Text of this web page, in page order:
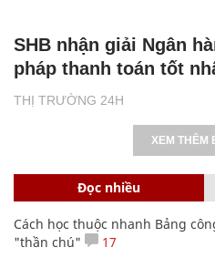
THỊ TRƯỜNG 24H
SHB nhận giải Ngân
pháp thanh toán tốt
XEM THÊM
Đọc nhiều
Cách học thuộc nhanh Bảng
"thần chú"
17